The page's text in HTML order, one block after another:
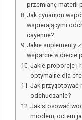
przemianę materii
Jak cynamon
wspierającymi
cayenne?
Jakie suplementy
wsparcie w diecie
Jakie proporcje i
optymalne dla
Jak przygotować
odchudzanie?
Jak stosować
miodem, octem